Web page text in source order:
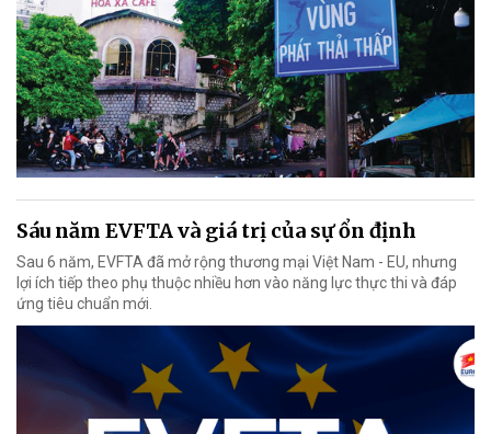
Sáu năm EVFTA và giá trị của sự ổn định
Sau 6 năm, EVFTA đã mở rộng thương mại Việt Nam - EU, nhưng
lợi ích tiếp theo phụ thuộc nhiều hơn vào năng lực thực thi và đáp
ứng tiêu chuẩn mới.